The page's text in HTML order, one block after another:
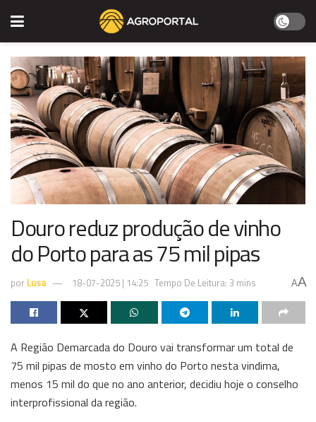
Douro reduz produção de vinho
do Porto para as 75 mil pipas
por Lusa 18-07-2025 | 14:25 Tempo De Leitura: 3 mins AA
A Região Demarcada do Douro vai transformar um total de
75 mil pipas de mosto em vinho do Porto nesta vindima,
menos 15 mil do que no ano anterior, decidiu hoje o conselho
interprofissional da região.